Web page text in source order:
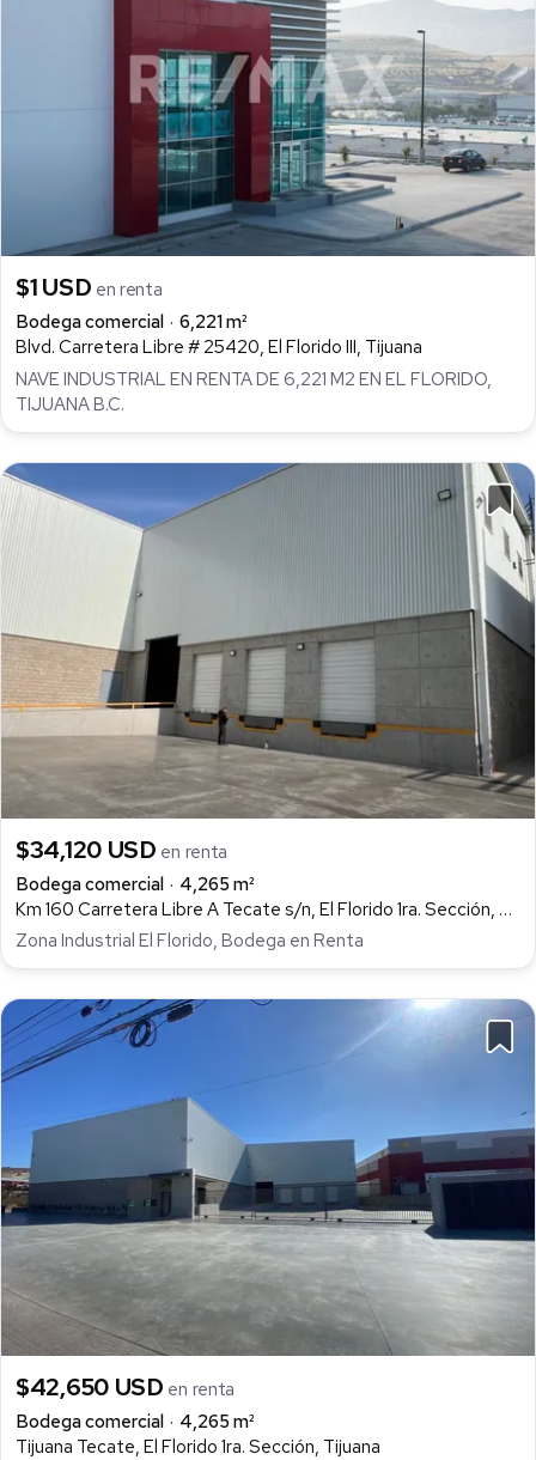
$1 USD en renta
Bodega comercial
6,221 m²
Blvd. Carretera Libre # 25420, El Florido III, Tijuana
NAVE INDUSTRIAL EN RENTA DE 6,221 M2 EN EL FLORIDO,
TIJUANA B.C.
$34,120 USD en renta
Bodega comercial
4,265 m²
Km 160 Carretera Libre A Tecate s/n, El Florido 1ra. Sección, Tijuana
Zona Industrial El Florido, Bodega en Renta
$42,650 USD en renta
Bodega comercial
4,265 m²
Tijuana Tecate, El Florido 1ra. Sección, Tijuana